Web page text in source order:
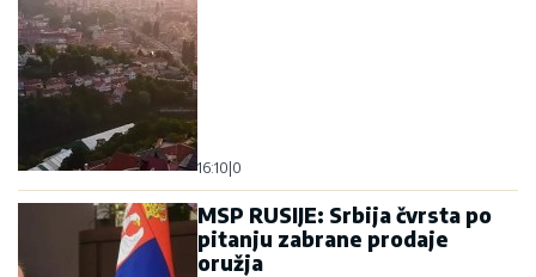
16:10 0
MSP RUSIJE: Srbija čvrsta po
pitanju zabrane prodaje
oružja